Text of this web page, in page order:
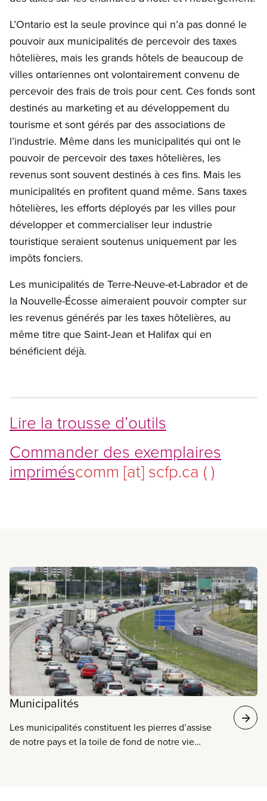
L’Ontario est la seule province qui n’a pas donné le
pouvoir aux municipalités de percevoir des taxes
hôtelières, mais les grands hôtels de beaucoup de
villes ontariennes ont volontairement convenu de
percevoir des frais de trois pour cent. Ces fonds sont
destinés au marketing et au développement du
tourisme et sont gérés par des associations de
l’industrie. Même dans les municipalités qui ont le
pouvoir de percevoir des taxes hôtelières, les
revenus sont souvent destinés à ces fins. Mais les
municipalités en profitent quand même. Sans taxes
hôtelières, les efforts déployés par les villes pour
développer et commercialiser leur industrie
touristique seraient soutenus uniquement par les
impôts fonciers.
Les municipalités de Terre-Neuve-et-Labrador et de
la Nouvelle-Écosse aimeraient pouvoir compter sur
les revenus générés par les taxes hôtelières, au
même titre que Saint-Jean et Halifax qui en
bénéficient déjà.
Lire la trousse d’outils
Commander des exemplaires
impriméscomm [at] scfp.ca ( )
En savoir plus
Municipalités
Les municipalités constituent les pierres d’assise
de notre pays et la toile de fond de notre vie